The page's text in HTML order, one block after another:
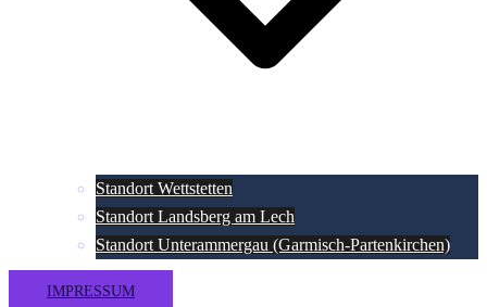
Standort Wettstetten
Standort Landsberg am Lech
Standort Unterammergau (Garmisch-Partenkirchen)
IMPRESSUM